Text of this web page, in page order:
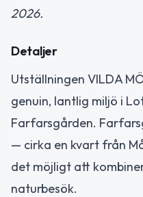
2026.
Detaljer
Utställningen VILDA
genuin, lantlig miljö i
Farfarsgården.
— cirka en kvart från
det möjligt att
naturbesök.